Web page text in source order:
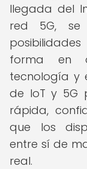
llegada del
red 5G,
forma en
tecnología y
de IoT y 5G
rápida,
que los
entre sí de
real.